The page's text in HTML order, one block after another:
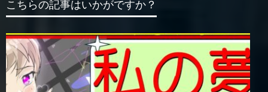
ー
ョ
ン
こちらの記事はいかがですか？